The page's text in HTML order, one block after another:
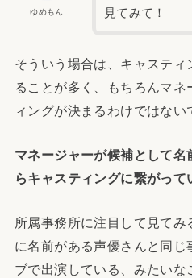
ゆめもん
見てみて！
そういう場合は、キャステ
ることが多く、もちろんマ
ィングが決まるわけではない
マネージャーが候補として
らキャスティングに繋がって
所属事務所に注目して見て
に名前がある声優さんと同
ブで出演している、みたいな